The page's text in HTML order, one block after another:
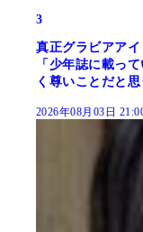
3
真正グラビアア
「少年誌に載っ
く尊いことだと思
2026年08月03日